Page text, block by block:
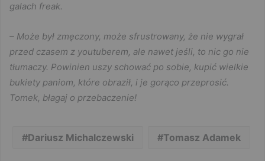
galach freak.
– Może był zmęczony, może sfrustrowany, że nie wygrał
przed czasem z youtuberem, ale nawet jeśli, to nic go nie
tłumaczy. Powinien uszy schować po sobie, kupić wielkie
bukiety paniom, które obraził, i je gorąco przeprosić.
Tomek, błagaj o przebaczenie!
Dariusz Michalczewski Tomasz Adamek